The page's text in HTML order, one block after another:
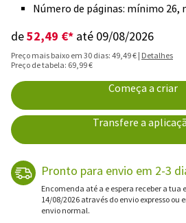
Número de páginas: mínimo 26,
de52,49 €* até 09/08/2026
Preço mais baixo em 30 dias: 49,49 € | Detalhes
Preço de tabela: 69,99 €
Começa a criar
Transfere a
Pronto para envio em 2-3
Encomenda até a e espera receber a tua
14/08/2026 através do envio expresso ou
envio normal.